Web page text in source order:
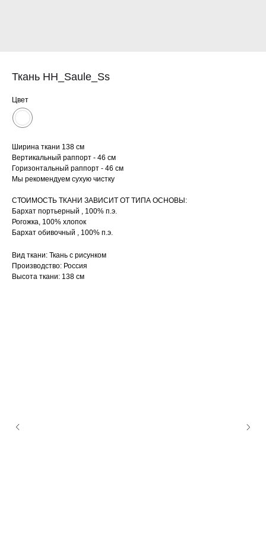
Ткань HH_Saule_Ss
Цвет
Ширина ткани 138 см
Вертикальный раппорт - 46 см
Горизонтальный раппорт - 46 см
Мы рекомендуем сухую чистку
СТОИМОСТЬ ТКАНИ ЗАВИСИТ ОТ ТИПА ОСНОВЫ:
Бархат портьерный , 100% п.э.
Рогожка, 100% хлопок
Бархат обивочный , 100% п.э.
Вид ткани: Ткань с рисунком
Производство: Россия
Высота ткани: 138 см